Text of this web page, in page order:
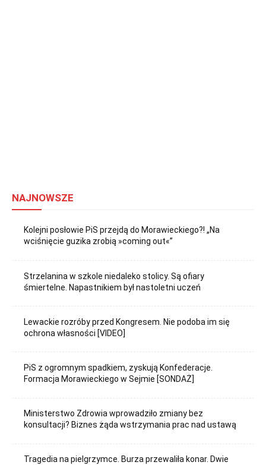
NAJNOWSZE
Kolejni posłowie PiS przejdą do Morawieckiego?! „Na
wciśnięcie guzika zrobią »coming out«”
Strzelanina w szkole niedaleko stolicy. Są ofiary
śmiertelne. Napastnikiem był nastoletni uczeń
Lewackie rozróby przed Kongresem. Nie podoba im się
ochrona własności [VIDEO]
PiS z ogromnym spadkiem, zyskują Konfederacje.
Formacja Morawieckiego w Sejmie [SONDAŻ]
Ministerstwo Zdrowia wprowadziło zmiany bez
konsultacji? Biznes żąda wstrzymania prac nad ustawą
Tragedia na pielgrzymce. Burza przewaliła konar. Dwie